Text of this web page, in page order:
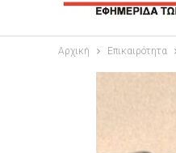
Αρχική Επικαιρότητα